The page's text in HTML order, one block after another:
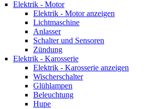
Elektrik - Motor
Elektrik - Motor anzeigen
Lichtmaschine
Anlasser
Schalter und Sensoren
Zündung
Elektrik - Karosserie
Elektrik - Karosserie anzeigen
Wischerschalter
Glühlampen
Beleuchtung
Hupe